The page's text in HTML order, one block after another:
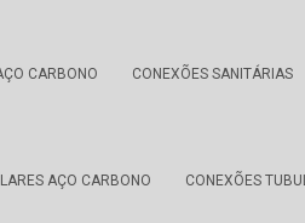
CARBONO CONEXÕES SANITÁRIAS
AÇO CARBONO CONEXÕES